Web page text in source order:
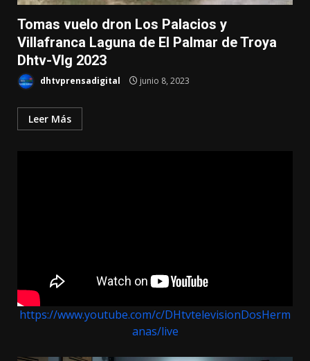
Tomas vuelo dron Los Palacios y
Villafranca Laguna de El Palmar de Troya
Dhtv-Vlg 2023
dhtvprensadigital junio 8, 2023
Leer Más
https://www.youtube.com/c/DHtvtelevisionDosHerm
anas/live